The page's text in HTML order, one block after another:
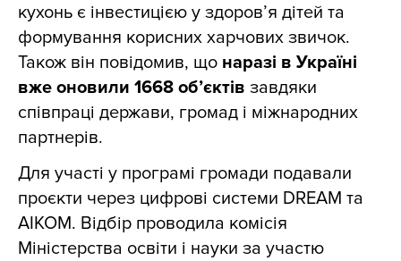
кухонь є інвестицією у здоров’я дітей та
формування корисних харчових звичок.
Також він повідомив, що наразі в Україні
вже оновили 1668 об’єктів завдяки
співпраці держави, громад і міжнародних
партнерів.
Для участі у програмі громади подавали
проєкти через цифрові системи DREAM та
АІКОМ. Відбір проводила комісія
Міністерства освіти і науки за участю